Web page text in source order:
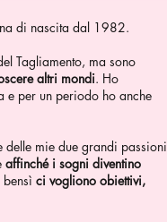
di nascita dal 1982.
Tagliamento, ma sono
altri mondi. Ho
e per un periodo ho anche
delle mie due grandi passioni
affinché i sogni diventino
ci vogliono obiettivi,